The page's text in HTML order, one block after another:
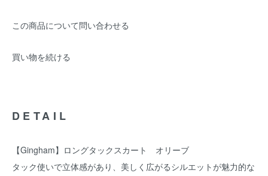
この商品について問い合わせる
買い物を続ける
DETAIL
【Gingham】ロングタックスカート オリーブ
タック使いで立体感があり、美しく広がるシルエットが魅力的な